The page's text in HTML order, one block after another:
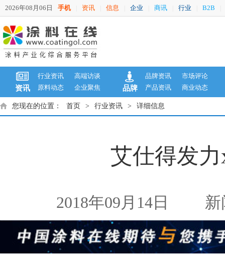
2026年08月06日 手机 资讯 信息 企业 商讯 行业 B2B
资讯
行业资讯
高端访谈
原料动态
企业聚焦 品牌
品牌资讯
市场评论
产品资讯
商业动态
您现在的位置： 首页 > 行业资讯 > 详细信息
艾仕得发
2018年09月14日 新